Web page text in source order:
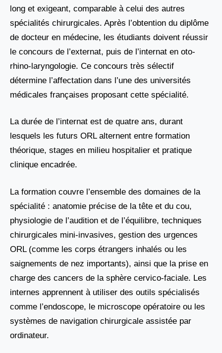
long et exigeant, comparable à celui des autres
spécialités chirurgicales. Après l’obtention du diplôme
de docteur en médecine, les étudiants doivent réussir
le concours de l’externat, puis de l’internat en oto-
rhino-laryngologie. Ce concours très sélectif
détermine l’affectation dans l’une des universités
médicales françaises proposant cette spécialité.
La durée de l’internat est de quatre ans, durant
lesquels les futurs ORL alternent entre formation
théorique, stages en milieu hospitalier et pratique
clinique encadrée.
La formation couvre l’ensemble des domaines de la
spécialité : anatomie précise de la tête et du cou,
physiologie de l’audition et de l’équilibre, techniques
chirurgicales mini-invasives, gestion des urgences
ORL (comme les corps étrangers inhalés ou les
saignements de nez importants), ainsi que la prise en
charge des cancers de la sphère cervico-faciale. Les
internes apprennent à utiliser des outils spécialisés
comme l’endoscope, le microscope opératoire ou les
systèmes de navigation chirurgicale assistée par
ordinateur.